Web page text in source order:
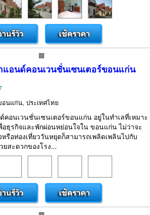
แอนด์คอนเวนชั่นเซนเตอร์ขอนแก่น
นแก่น, ประเทศไทย
คอนเวนชั่นเซนเตอร์ขอนแก่น อยู่ในทำเลที่เหมาะ
อธุรกิจและพักผ่อนหย่อนใจใน ขอนแก่น ไม่ว่าจะ
รือท่องเที่ยววันหยุดก็สามารถเพลิดเพลินไปกับ
ยสะดวกของโรง...